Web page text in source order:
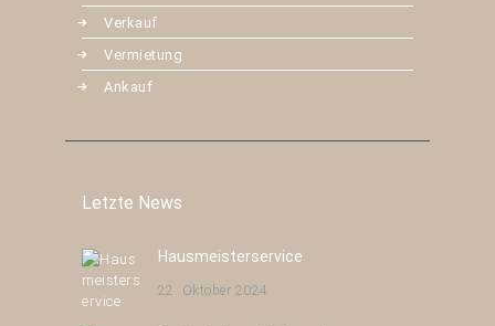
Verkauf
Vermietung
Ankauf
Letzte News
Hausmeisterservice
22. Oktober 2024